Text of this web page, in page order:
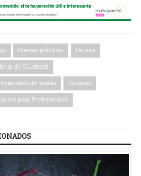
Buenas prácticas Lectura
de O.Laboral
de Interés recursos
para Profesionales